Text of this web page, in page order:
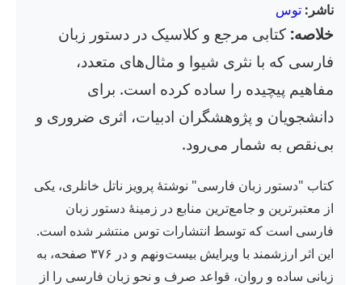
ناشر: توس
خلاصه: کتابی مرجع و کلاسیک در دستور زبان
فارسی که با نثری شیوا و مثال‌های متعدد،
مفاهیم پیچیده را ساده کرده است. برای
دانشجویان و پژوهشگران ادبیات، اثری ضروری و
بی‌نقص به شمار می‌رود.
کتاب "دستور زبان فارسی" نوشتهٔ پرویز ناتل خانلری، یکی
از معتبرترین و جامع‌ترین منابع در زمینهٔ دستور زبان
فارسی است که توسط انتشارات توس منتشر شده است.
این اثر ارزشمند با ویرایش بیست‌ونهم و در ۳۷۶ صفحه، به
زبانی ساده و روان، قواعد صرف و نحو زبان فارسی را از